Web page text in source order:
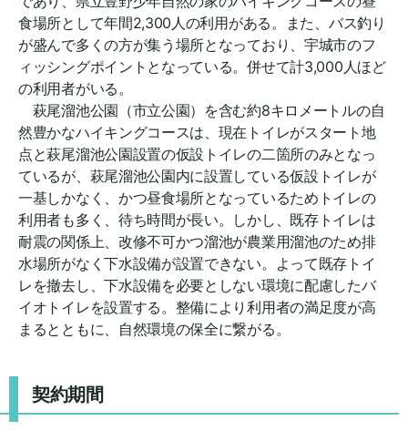
食場所として年間2,300人の利用がある。また、バス釣り
が盛んで多くの方が集う場所となっており、宇城市のフ
ィッシングポイントとなっている。併せて計3,000人ほど
の利用者がいる。
萩尾溜池公園（市立公園）を含む約8キロメートルの自
然豊かなハイキングコースは、現在トイレがスタート地
点と萩尾溜池公園設置の仮設トイレの二箇所のみとなっ
ているが、萩尾溜池公園内に設置している仮設トイレが
一基しかなく、かつ昼食場所となっているためトイレの
利用者も多く、待ち時間が長い。しかし、既存トイレは
耐震の関係上、改修不可かつ溜池が農業用溜池のため排
水場所がなく下水設備が設置できない。よって既存トイ
レを撤去し、下水設備を必要としない環境に配慮したバ
イオトイレを設置する。整備により利用者の満足度が高
まるとともに、自然環境の保全に繋がる。
契約期間